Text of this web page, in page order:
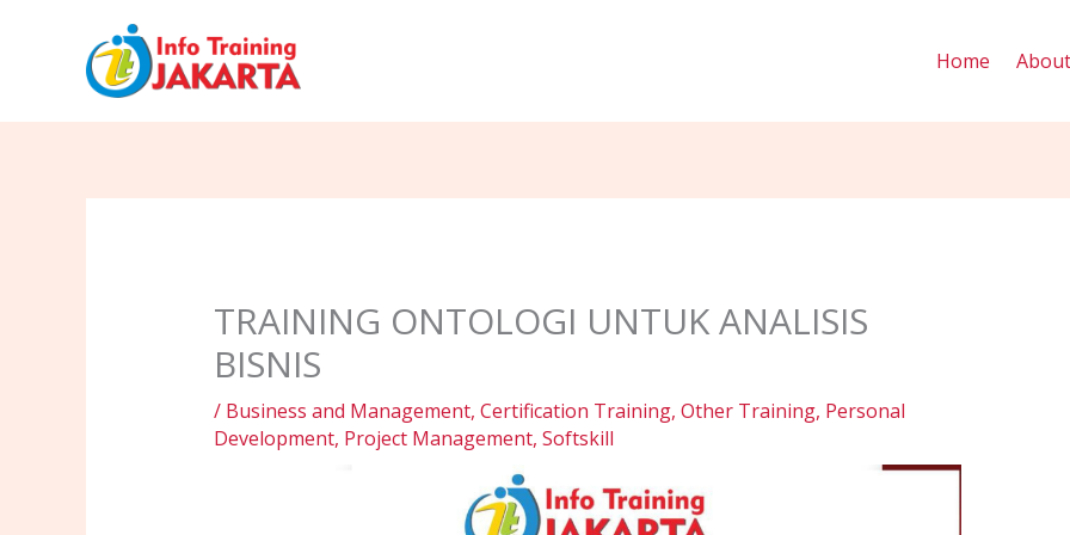
Home About
TRAINING ONTOLOGI UNTUK ANALISIS
BISNIS
/ Business and Management, Certification Training, Other Training, Personal
Development, Project Management, Softskill